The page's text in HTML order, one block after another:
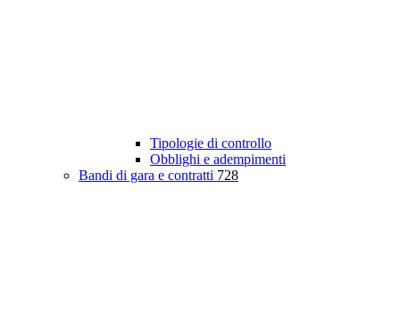
Tipologie di controllo
Obblighi e adempimenti
Bandi di gara e contratti 728